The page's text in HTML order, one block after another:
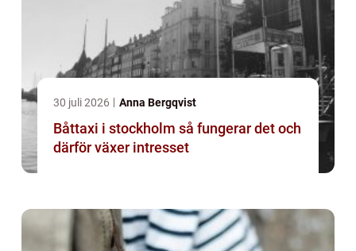
30 juli 2026 Anna Bergqvist
Båttaxi i stockholm så fungerar det och
därför växer intresset